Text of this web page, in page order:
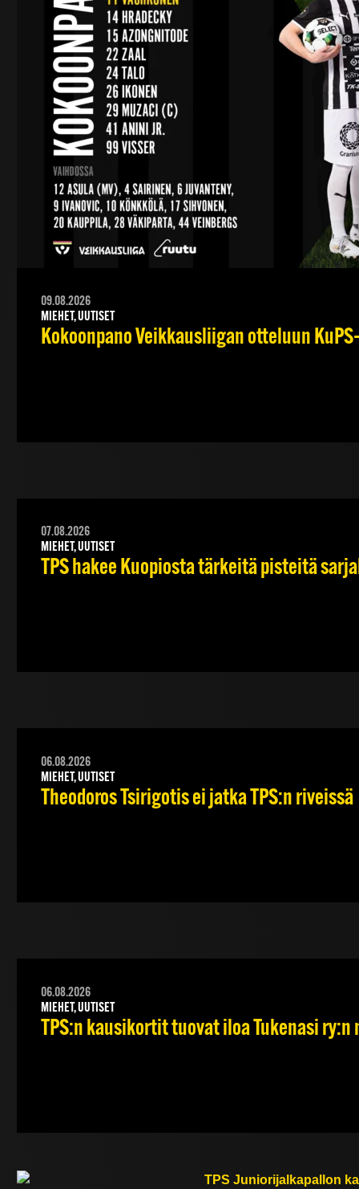
09.08.2026
MIEHET, UUTISET
Kokoonpano Veikkausliigan otteluun
07.08.2026
MIEHET, UUTISET
TPS hakee Kuopiosta tärkeitä pisteitä
06.08.2026
MIEHET, UUTISET
Theodoros Tsirigotis ei jatka TPS:n riveissä
06.08.2026
MIEHET, UUTISET
TPS:n kausikortit tuovat iloa Tukenasi